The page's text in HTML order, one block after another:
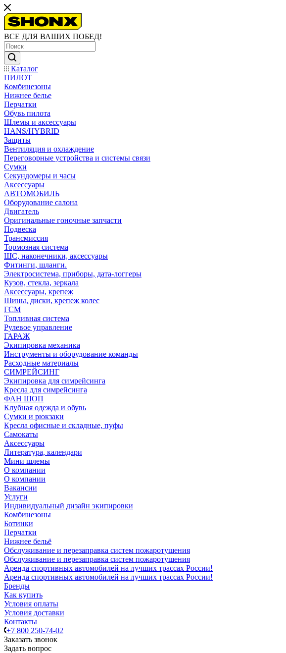
ВСЕ ДЛЯ ВАШИХ ПОБЕД!
Каталог
ПИЛОТ
Комбинезоны
Нижнее белье
Перчатки
Обувь пилота
Шлемы и аксессуары
HANS/HYBRID
Защиты
Вентиляция и охлаждение
Переговорные устройства и системы связи
Сумки
Секундомеры и часы
Аксессуары
АВТОМОБИЛЬ
Оборудование салона
Двигатель
Оригинальные гоночные запчасти
Подвеска
Трансмиссия
Тормозная система
ШС, наконечники, аксессуары
Фитинги, шланги.
Электросистема, приборы, дата-логгеры
Кузов, стекла, зеркала
Аксессуары, крепеж
Шины, диски, крепеж колес
ГСМ
Топливная система
Рулевое управление
ГАРАЖ
Экипировка механика
Инструменты и оборудование команды
Расходные материалы
СИМРЕЙСИНГ
Экипировка для симрейсинга
Кресла для симрейсинга
ФАН ШОП
Клубная одежда и обувь
Сумки и рюкзаки
Кресла офисные и складные, пуфы
Самокаты
Аксессуары
Литература, календари
Мини шлемы
О компании
О компании
Вакансии
Услуги
Индивидуальный дизайн экипировки
Комбинезоны
Ботинки
Перчатки
Нижнее бельё
Обслуживание и перезаправка систем пожаротушения
Обслуживание и перезаправка систем пожаротушения
Аренда спортивных автомобилей на лучших трассах России!
Аренда спортивных автомобилей на лучших трассах России!
Бренды
Как купить
Условия оплаты
Условия доставки
Контакты
+7 800 250-74-02
Заказать звонок
Задать вопрос